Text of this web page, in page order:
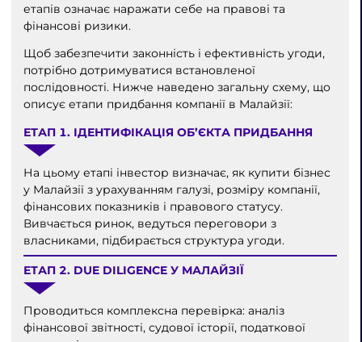
етапів означає наражати себе на правові та
фінансові ризики.
Щоб забезпечити законність і ефективність угоди,
потрібно дотримуватися встановленої
послідовності. Нижче наведено загальну схему, що
описує етапи придбання компанії в Малайзії:
ЕТАП 1. ІДЕНТИФІКАЦІЯ ОБ’ЄКТА ПРИДБАННЯ
На цьому етапі інвестор визначає, як купити бізнес
у Малайзії з урахуванням галузі, розміру компанії,
фінансових показників і правового статусу.
Вивчається ринок, ведуться переговори з
власниками, підбирається структура угоди.
ЕТАП 2. DUE DILIGENCE У МАЛАЙЗІЇ
Проводиться комплексна перевірка: аналіз
фінансової звітності, судової історії, податкової